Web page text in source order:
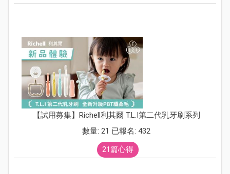
【試用募集】Richell利其爾 T.L.I第二代乳牙刷系列
數量: 21 已報名: 432
21篇心得